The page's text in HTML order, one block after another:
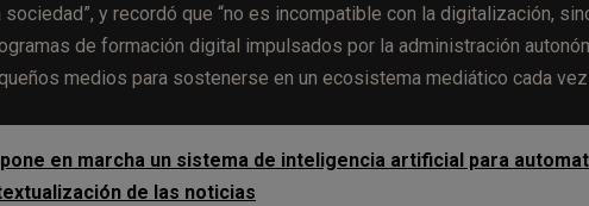
y recordó que “no es incompatible con la digitalización,
de formación digital impulsados por la administración
medios para sostenerse en un ecosistema mediático cada
pone en marcha un sistema de inteligencia artificial para
de las noticias